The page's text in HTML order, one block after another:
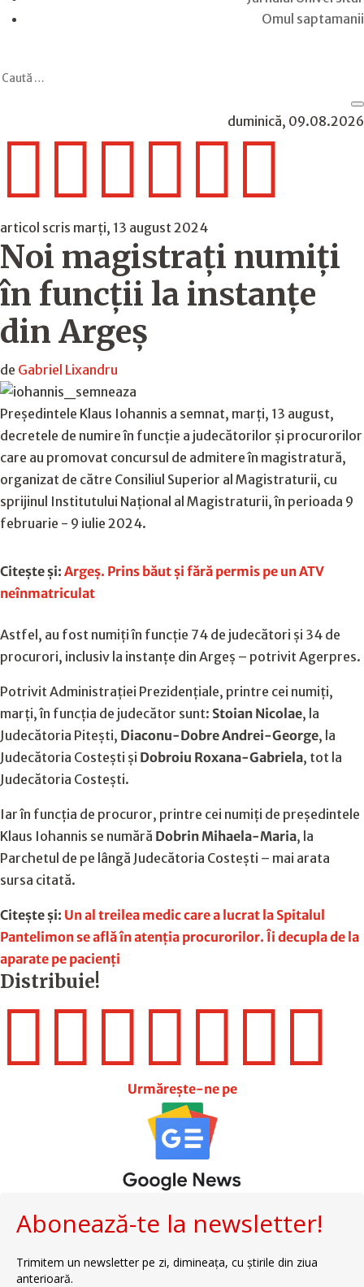
Omul saptamanii
duminică, 09.08.2026

articol scris marți, 13 august 2024
Noi magistrați numiți
în funcții la instanțe
din Argeș
de Gabriel Lixandru
Preşedintele Klaus Iohannis a semnat, marţi, 13 august,
decretele de numire în funcţie a judecătorilor şi procurorilor
care au promovat concursul de admitere în magistratură,
organizat de către Consiliul Superior al Magistraturii, cu
sprijinul Institutului Naţional al Magistraturii, în perioada 9
februarie - 9 iulie 2024.
Citește și: Argeș. Prins băut și fără permis pe un ATV
neînmatriculat
Astfel, au fost numiţi în funcţie 74 de judecători şi 34 de
procurori, inclusiv la instanțe din Argeș – potrivit Agerpres.
Potrivit Administraţiei Prezidenţiale, printre cei numiți,
marți, în funcţia de judecător sunt: Stoian Nicolae, la
Judecătoria Piteşti, Diaconu-Dobre Andrei-George, la
Judecătoria Costeşti și Dobroiu Roxana-Gabriela, tot la
Judecătoria Costeşti.
Iar în funcţia de procuror, printre cei numiți de președintele
Klaus Iohannis se numără Dobrin Mihaela-Maria, la
Parchetul de pe lângă Judecătoria Costeşti – mai arata
sursa citată.
Citește și: Un al treilea medic care a lucrat la Spitalul
Pantelimon se află în atenția procurorilor. Îi decupla de la
aparate pe pacienți
Distribuie!

Urmărește-ne pe
Abonează-te la newsletter!
Trimitem un newsletter pe zi, dimineața, cu știrile din ziua
anterioară.